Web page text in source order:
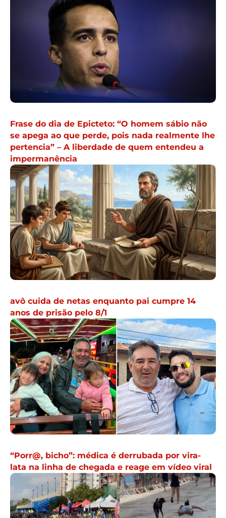
Frase do dia de Epicteto: “O homem sábio não
se apega ao que perde, pois nada realmente lhe
pertencia” – A liberdade de quem entendeu a
impermanência
avô cuida de netas enquanto pai cumpre 14
anos de prisão pelo 8/1
“Porr@, bicho”: médica é derrubada por vira-
lata na linha de chegada e reage em vídeo viral